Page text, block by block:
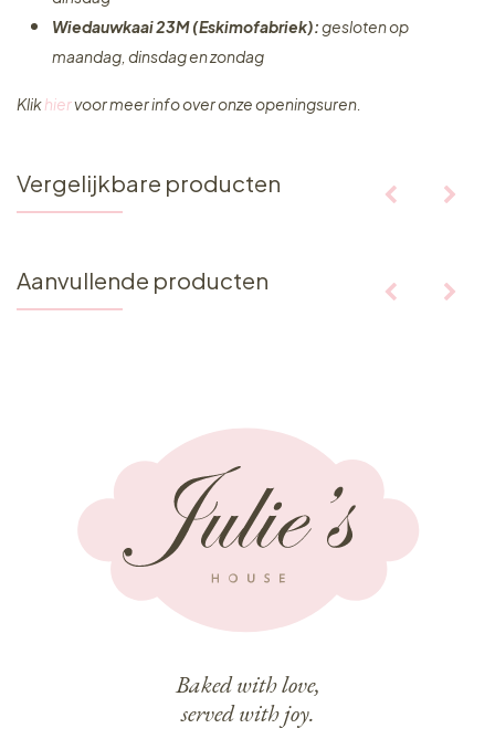
Wiedauwkaai 23M (Eskimofabriek):gesloten op
maandag, dinsdag en zondag
Klikhiervoor meer info over onze openingsuren.
Vergelijkbare producten
Aanvullende producten
Baked with love,
served with joy.